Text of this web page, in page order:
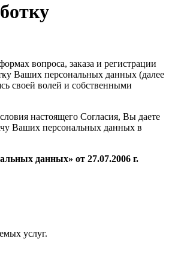
вопроса, заказа и регистрации
Ваших персональных данных (далее
своей волей и собственными
настоящего Согласия, Вы даете
Ваших персональных данных в
данных» от 27.07.2006 г.
услуг.